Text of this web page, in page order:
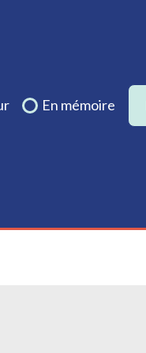
En mémoire